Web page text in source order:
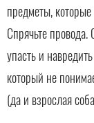
предметы,
Спрячьте
упасть и
который не
(да и взрослая